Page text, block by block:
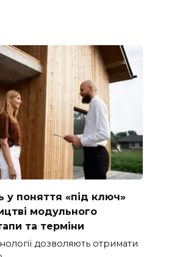
у поняття «під ключ»
модульного
та терміни
дозволяють отримати